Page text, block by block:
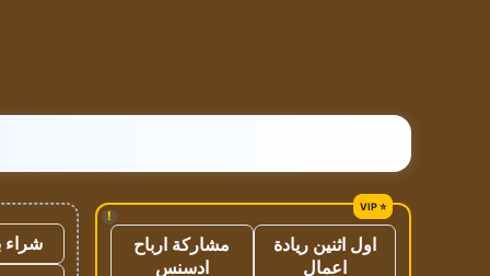
!
اول اثنين ريادة
اعمال
مشاركة ارباح
ادسنس
شراء